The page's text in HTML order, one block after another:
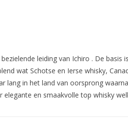
leiding van Ichiro . De basis is
wat Schotse en Ierse whisky,
lang in het land van oorsprong
en smaakvolle top whisky